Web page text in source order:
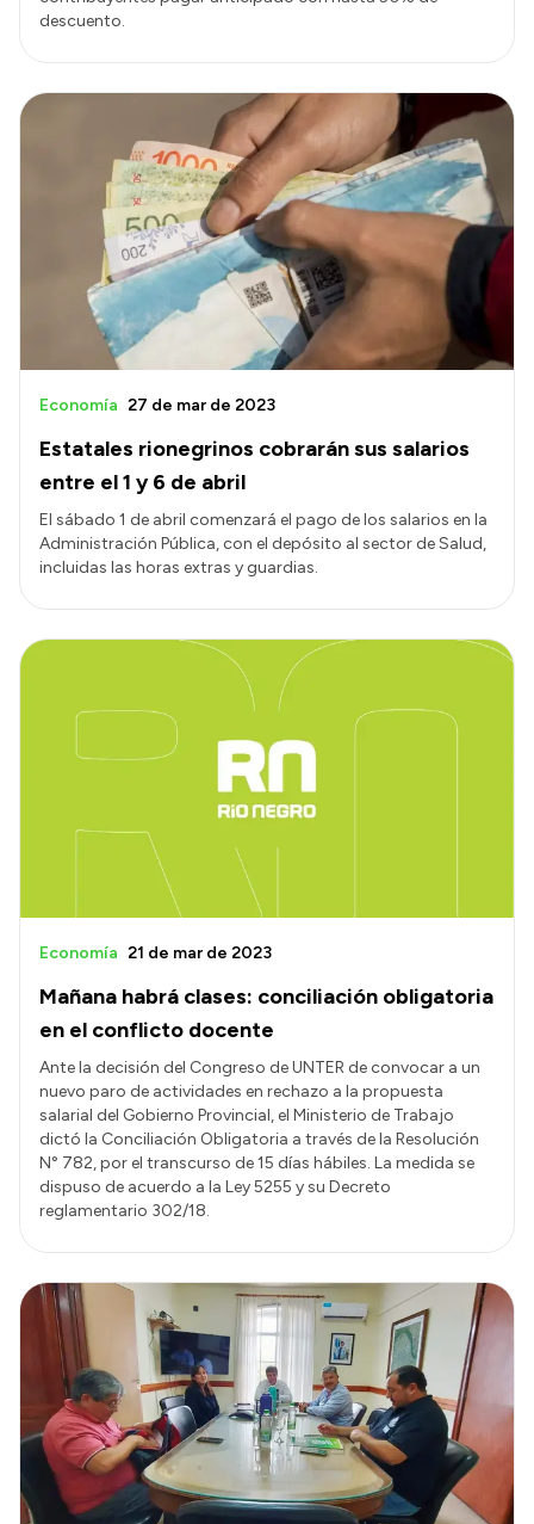
descuento.
Estatales rionegrinos cobrarán sus salarios
entre el 1 y 6 de abril
Economía 27 de mar de 2023
El sábado 1 de abril comenzará el pago de los salarios en la
Administración Pública, con el depósito al sector de Salud,
incluidas las horas extras y guardias.
Mañana habrá clases: conciliación obligatoria
en el conflicto docente
Economía 21 de mar de 2023
Ante la decisión del Congreso de UNTER de convocar a un
nuevo paro de actividades en rechazo a la propuesta
salarial del Gobierno Provincial, el Ministerio de Trabajo
dictó la Conciliación Obligatoria a través de la Resolución
N° 782, por el transcurso de 15 días hábiles. La medida se
dispuso de acuerdo a la Ley 5255 y su Decreto
reglamentario 302/18.